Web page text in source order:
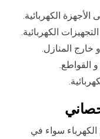
الكهربائية.
الكهربائية.
خارج المنازل.
القواطع.
الكهرباء سواء في